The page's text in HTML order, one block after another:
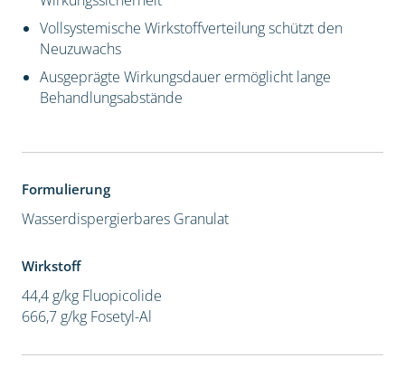
Vollsystemische Wirkstoffverteilung schützt den
Neuzuwachs
Ausgeprägte Wirkungsdauer ermöglicht lange
Behandlungsabstände
Formulierung
Wasserdispergierbares Granulat
Wirkstoff
44,4 g/kg Fluopicolide
666,7 g/kg Fosetyl-Al